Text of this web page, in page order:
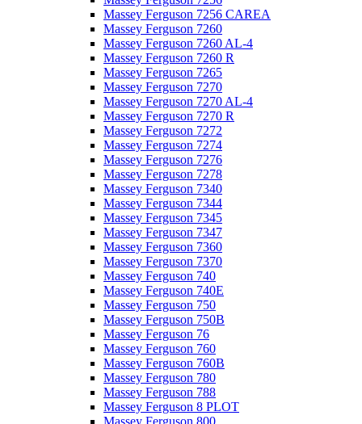
Massey Ferguson 7256 CAREA
Massey Ferguson 7260
Massey Ferguson 7260 AL-4
Massey Ferguson 7260 R
Massey Ferguson 7265
Massey Ferguson 7270
Massey Ferguson 7270 AL-4
Massey Ferguson 7270 R
Massey Ferguson 7272
Massey Ferguson 7274
Massey Ferguson 7276
Massey Ferguson 7278
Massey Ferguson 7340
Massey Ferguson 7344
Massey Ferguson 7345
Massey Ferguson 7347
Massey Ferguson 7360
Massey Ferguson 7370
Massey Ferguson 740
Massey Ferguson 740E
Massey Ferguson 750
Massey Ferguson 750B
Massey Ferguson 76
Massey Ferguson 760
Massey Ferguson 760B
Massey Ferguson 780
Massey Ferguson 788
Massey Ferguson 8 PLOT
Massey Ferguson 800